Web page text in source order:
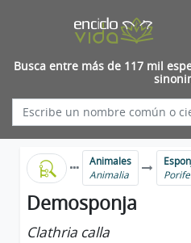
Busca entre más de 117 mil
Animales
Animalia
Demosponja
Clathria calla